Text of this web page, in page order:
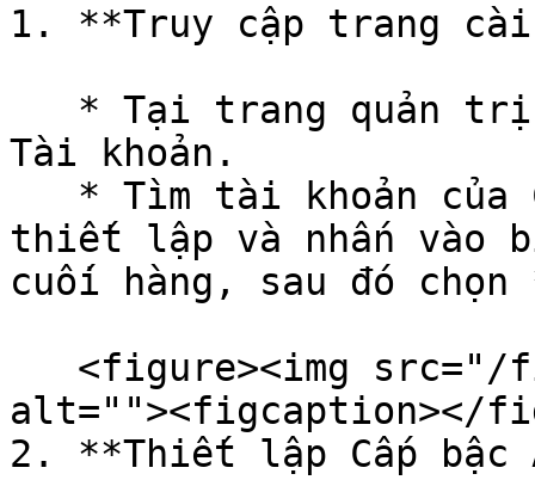
1. **Truy cập trang
Tài khoản.
thiết lập và nhấn vào
cuối hàng, sau đó
alt=""><figcaption></
2. **Thiết lập Cấp